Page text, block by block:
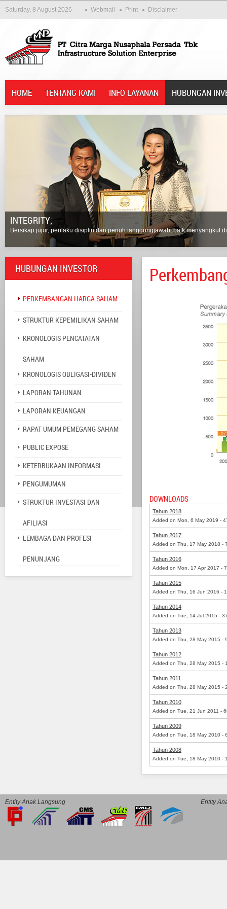
Saturday, 8 August 2026 Webmail Print Disclaimer
HOME TENTANG KAMI INFO LAYANAN HUBUNGAN
Integrity;
Bersikap jujur, perilaku disiplin dan penuh tanggungjawab, baik menyangkut
HUBUNGAN INVESTOR
PERKEMBANGAN HARGA SAHAM
STRUKTUR KEPEMILIKAN SAHAM
KRONOLOGIS PENCATATAN
SAHAM
KRONOLOGIS OBLIGASI-DIVIDEN
LAPORAN TAHUNAN
LAPORAN KEUANGAN
RAPAT UMUM PEMEGANG SAHAM
PUBLIC EXPOSE
KETERBUKAAN INFORMASI
PENGUMUMAN
STRUKTUR INVESTASI DAN
AFILIASI
LEMBAGA DAN PROFESI
PENUNJANG
DOWNLOADS
Tahun 2018
Added on Mon, 6 May 2019 -
Tahun 2017
Added on Thu, 17 May 2018 -
Tahun 2016
Added on Mon, 17 Apr 2017 -
Tahun 2015
Added on Thu, 16 Jun 2016 -
Tahun 2014
Added on Tue, 14 Jul 2015 -
Tahun 2013
Added on Thu, 28 May 2015 -
Tahun 2012
Added on Thu, 28 May 2015 -
Tahun 2011
Added on Thu, 28 May 2015 -
Tahun 2010
Added on Tue, 21 Jun 2011 -
Tahun 2009
Added on Tue, 18 May 2010 -
Tahun 2008
Added on Tue, 18 May 2010 -
Entity Anak Langsung Entity